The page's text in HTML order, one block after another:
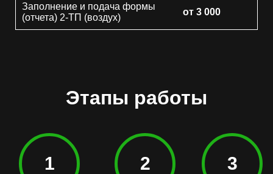
Заполнение и подача формы
(отчета) 2-ТП (воздух)
от 3 000
Этапы работы
1 2 3